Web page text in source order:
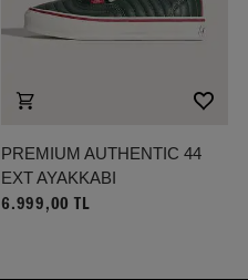
PREMIUM AUTHENTIC 44
EXT AYAKKABI
6.999,00 TL